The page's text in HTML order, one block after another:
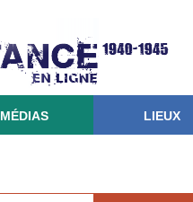
MÉDIAS LIEUX